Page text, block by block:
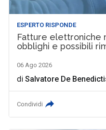
ESPERTO RISPONDE
Fatture elettroniche
obblighi e possibili
06 Ago 2026
diSalvatore De
Condividi